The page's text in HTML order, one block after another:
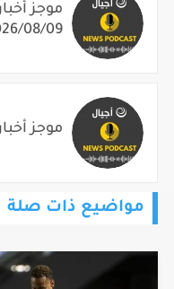
08/09
موجز أخبار الساعة
مواضيع ذات صلة